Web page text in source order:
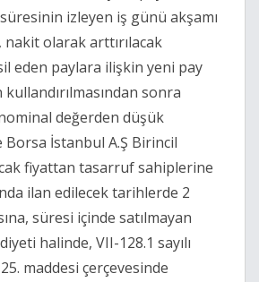
izleyen iş günü akşamı
olarak arttırılacak
eden paylara ilişkin yeni pay
kullandırılmasından sonra
değerden düşük
İstanbul A.Ş Birincil
fiyattan tasarruf sahiplerine
ilan edilecek tarihlerde 2
süresi içinde satılmayan
halinde, VII-128.1 sayılı
maddesi çerçevesinde